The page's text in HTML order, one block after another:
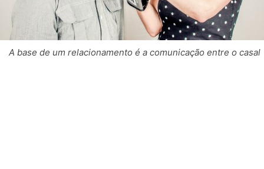
A base de um relacionamento é a comunicação entre o casal